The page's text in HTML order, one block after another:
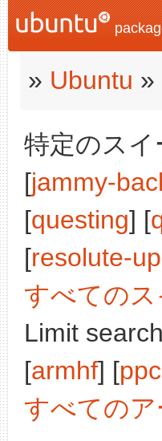
» Ubuntu »
特定のス
[jammy-
[questing] [
[resolute-
すべてのス
Limit
[armhf] [
すべての